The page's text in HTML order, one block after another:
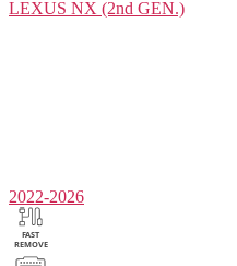
LEXUS NX (2nd GEN.)
2022-2026